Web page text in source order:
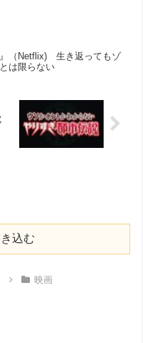
』（Netflix) 生き返ってもゾ
は限らない
込む
映画